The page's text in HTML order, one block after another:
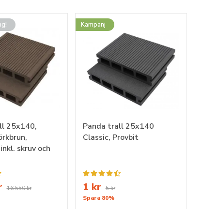
25x140,
skruv och
16 550 kr
Kampanj
Panda trall 25x140
Classic, Provbit
1 kr
5 kr
Spara 80%